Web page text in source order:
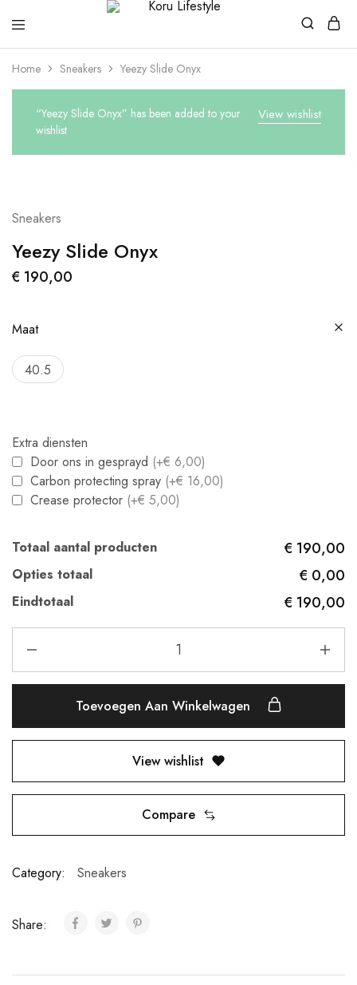
Koru
Lifestyle
Home Sneakers Yeezy Slide Onyx
View wishlist
“Yeezy Slide Onyx” has been added to your
wishlist
Sneakers
Yeezy Slide Onyx
€ 190,00
Maat
40.5
Extra diensten
Door ons in gesprayd (+€ 6,00)
Carbon protecting spray (+€ 16,00)
Crease protector (+€ 5,00)
Totaal aantal producten € 190,00
Opties totaal € 0,00
Eindtotaal € 190,00
Toevoegen Aan Winkelwagen
View wishlist
Compare
Category: Sneakers
Share: